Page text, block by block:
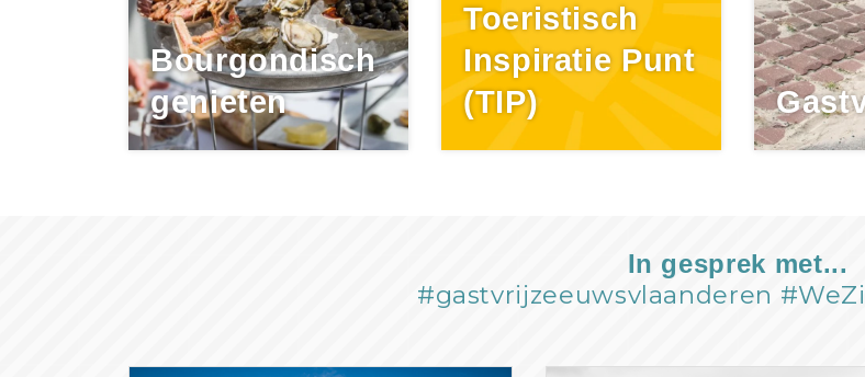
Bourgondisch
genieten
Toeristisch
Inspiratie Punt
(TIP)
In gesprek met...
#gastvrijzeeuwsvlaanderen